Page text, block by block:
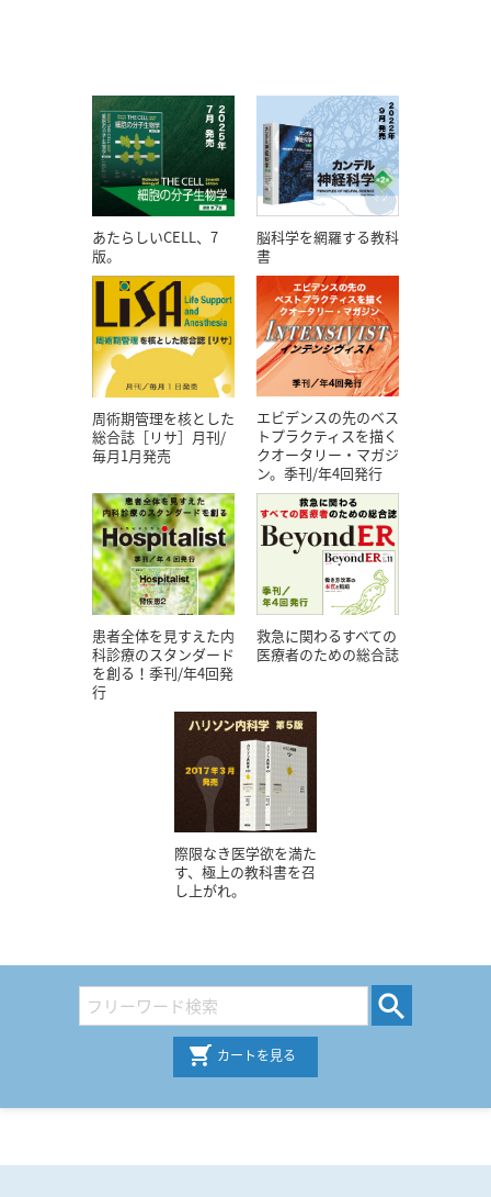
あたらしいCELL、7
版。
脳科学を網羅する教科
書
周術期管理を核とした
総合誌［リサ］月刊/
毎月1月発売
エビデンスの先のベス
トプラクティスを描く
クオータリー・マガジ
ン。季刊/年4回発行
患者全体を見すえた内
科診療のスタンダード
を創る！季刊/年4回発
行
救急に関わるすべての
医療者のための総合誌
際限なき医学欲を満た
す、極上の教科書を召
し上がれ。
カートを見る